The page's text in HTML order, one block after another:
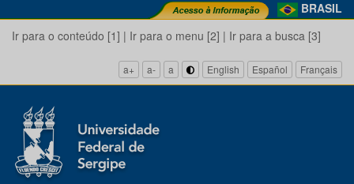
BRASIL
Ir para o conteúdo [1] | Ir para o menu [2] | Ir para a busca [3]
a+ a- a English Español Français